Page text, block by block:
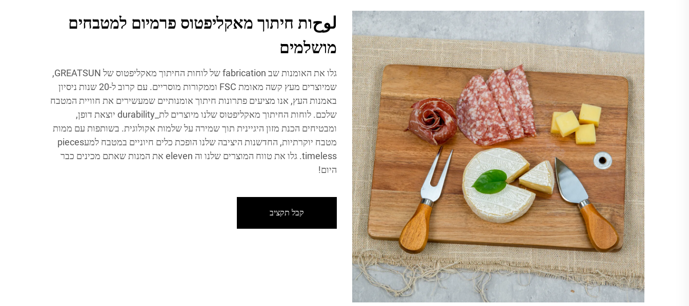
لوحות חיתוך מאקליפטוס פרמיום למטבחים
מושלמים
גלו את האומנות שב fabrication של לוחות החיתוך מאקליפטוס של GREATSUN,
שמיוצרים מעץ קשה מאומת FSC וממקורות מוסריים. עם קרוב ל-20 שנות ניסיון
באמנות העץ, אנו מציעים פתרונות חיתוך אומנותיים שמעשירים את חוויית המטבח
שלכם. לוחות החיתוך מאקליפטוס שלנו מיוצרים לת_durability יוצאת דופן,
ומבטיחים הכנת מזון היגיינית תוך שמירה על שלמות אקולוגית. בשותפות עם ממות
מטבח יוקרתיות, החדשנות היציבה שלנו הופכת כלים חיוניים במטבח למעpieces
timeless. גלו את טווח המוצרים שלנו וה eleven את המנות שאתם מכינים כבר
היום!
קבל תקציב